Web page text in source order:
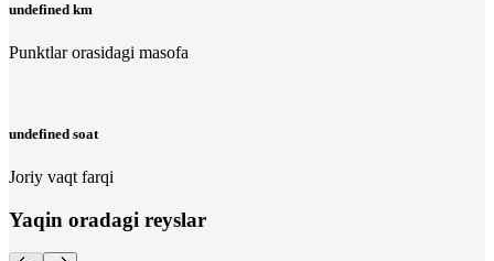
undefined km
Punktlar orasidagi masofa
undefined soat
Joriy vaqt farqi
Yaqin oradagi reyslar